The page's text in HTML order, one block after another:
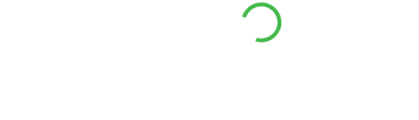
DETAILNÉ INFORMÁCIE